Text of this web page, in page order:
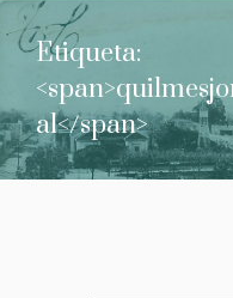
Etiqueta:
al</span>